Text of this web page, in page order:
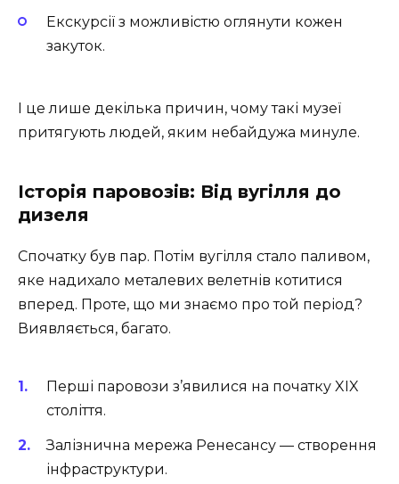
Екскурсії з можливістю оглянути кожен
закуток.
І це лише декілька причин, чому такі музеї
притягують людей, яким небайдужа минуле.
Історія паровозів: Від вугілля до
дизеля
Спочатку був пар. Потім вугілля стало паливом,
яке надихало металевих велетнів котитися
вперед. Проте, що ми знаємо про той період?
Виявляється, багато.
Перші паровози з’явилися на початку XIX
століття.
Залізнична мережа Ренесансу — створення
інфраструктури.